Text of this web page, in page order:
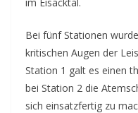
Bei fünf Stationen
kritischen Augen der
Station 1 galt es einen
bei Station 2 die
sich einsatzfertig zu